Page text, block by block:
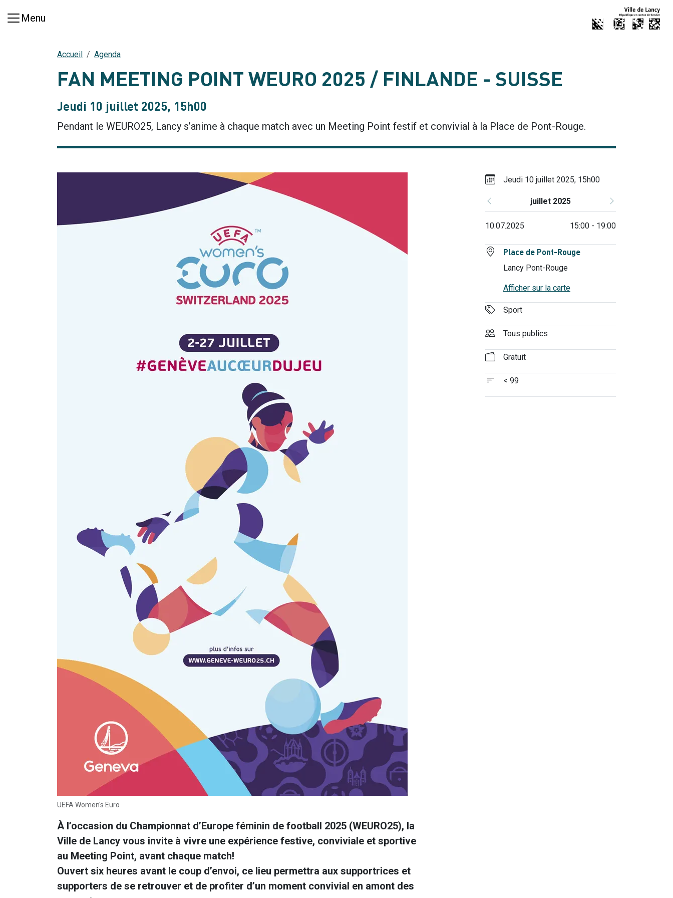
Menu
Accueil Agenda
FAN MEETING POINT WEURO 2025 / FINLANDE - SUISSE
Jeudi 10 juillet 2025, 15h00
Pendant le WEURO25, Lancy s’anime à chaque match avec un Meeting Point festif et convivial à la Place de Pont-Rouge.
UEFA Women's Euro
À l’occasion du Championnat d’Europe féminin de football 2025 (WEURO25), la
Ville de Lancy vous invite à vivre une expérience festive, conviviale et sportive
au Meeting Point, avant chaque match!
Ouvert six heures avant le coup d’envoi, ce lieu permettra aux supportrices et
supporters de se retrouver et de profiter d’un moment convivial en amont des
Jeudi 10 juillet 2025, 15h00
juillet 2025
10.07.2025 15:00 - 19:00
Précédent Suivant
Place de Pont-Rouge
Lancy Pont-Rouge
Afficher sur la carte
Sport
Tous publics
Gratuit
< 99